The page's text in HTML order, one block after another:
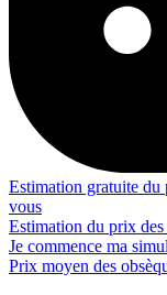
Estimation gratuite du
vous
Estimation du prix
Je commence ma
Prix moyen des